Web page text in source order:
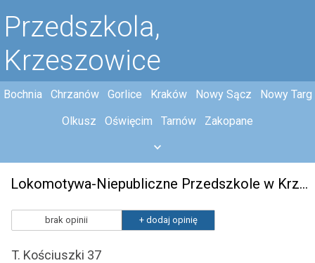
Przedszkola,
Krzeszowice
Bochnia Chrzanów Gorlice Kraków Nowy Sącz
Nowy Targ
Olkusz
Oświęcim Tarnów Zakopane
Lokomotywa-Niepubliczne Przedszkole w Krzeszowicach
brak opinii + dodaj opinię
T. Kościuszki 37